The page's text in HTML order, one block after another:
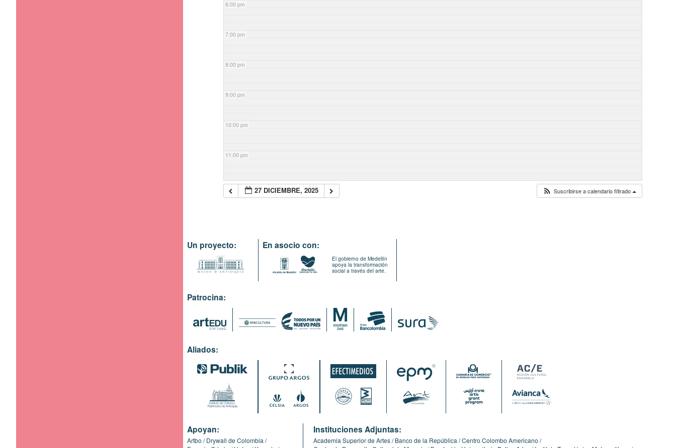
6:00 pm
7:00 pm
8:00 pm
9:00 pm
10:00 pm
11:00 pm
27 DICIEMBRE, 2025 Suscribirse a calendario filtrado
Un proyecto: En asocio con:
El gobierno de Medellín
apoya la transformación
social a través del arte.
Patrocina:
Aliados:
Apoyan:
Artbo
Drywall de Colombia
Instituciones Adjuntas:
Academia Superior de Artes Banco de la República Centro Colombo Americano